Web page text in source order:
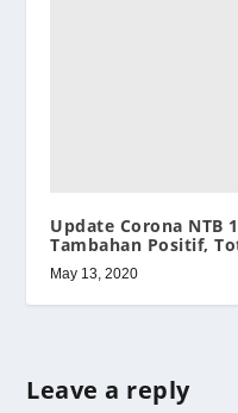
Update Corona NTB
Tambahan Positif,
May 13, 2020
Leave a reply